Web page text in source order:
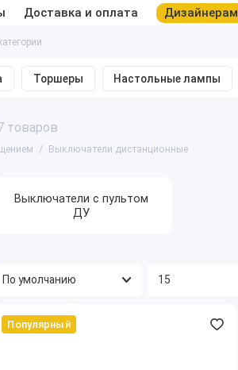
Доставка и оплата Дизайнерам
Торшеры Настольные лампы
товаров
Выключатели дистанционные
Выключатели с пультом
ДУ
Популярный